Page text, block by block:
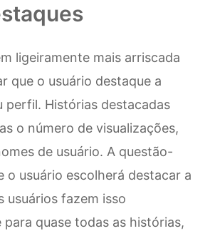
ligeiramente mais arriscada
que o usuário destaque a
perfil. Histórias destacadas
o número de visualizações,
de usuário. A questão-
o usuário escolherá destacar a
usuários fazem isso
quase todas as histórias,